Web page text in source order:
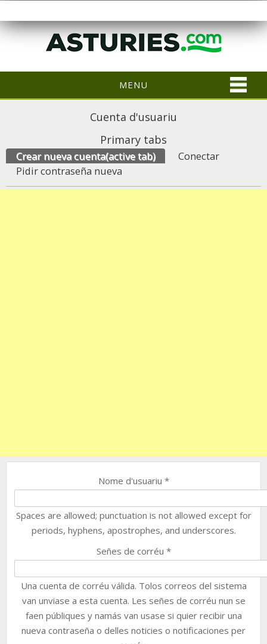
MENU
Cuenta d'usuariu
Primary tabs
Crear nueva cuenta(active tab)
Conectar
Pidir contraseña nueva
Nome d'usuariu *
Spaces are allowed; punctuation is not allowed except for
periods, hyphens, apostrophes, and underscores.
Señes de corréu *
Una cuenta de corréu válida. Tolos correos del sistema
van unviase a esta cuenta. Les señes de corréu nun se
faen públiques y namás van usase si quier recibir una
nueva contraseña o delles noticies o notificaciones per